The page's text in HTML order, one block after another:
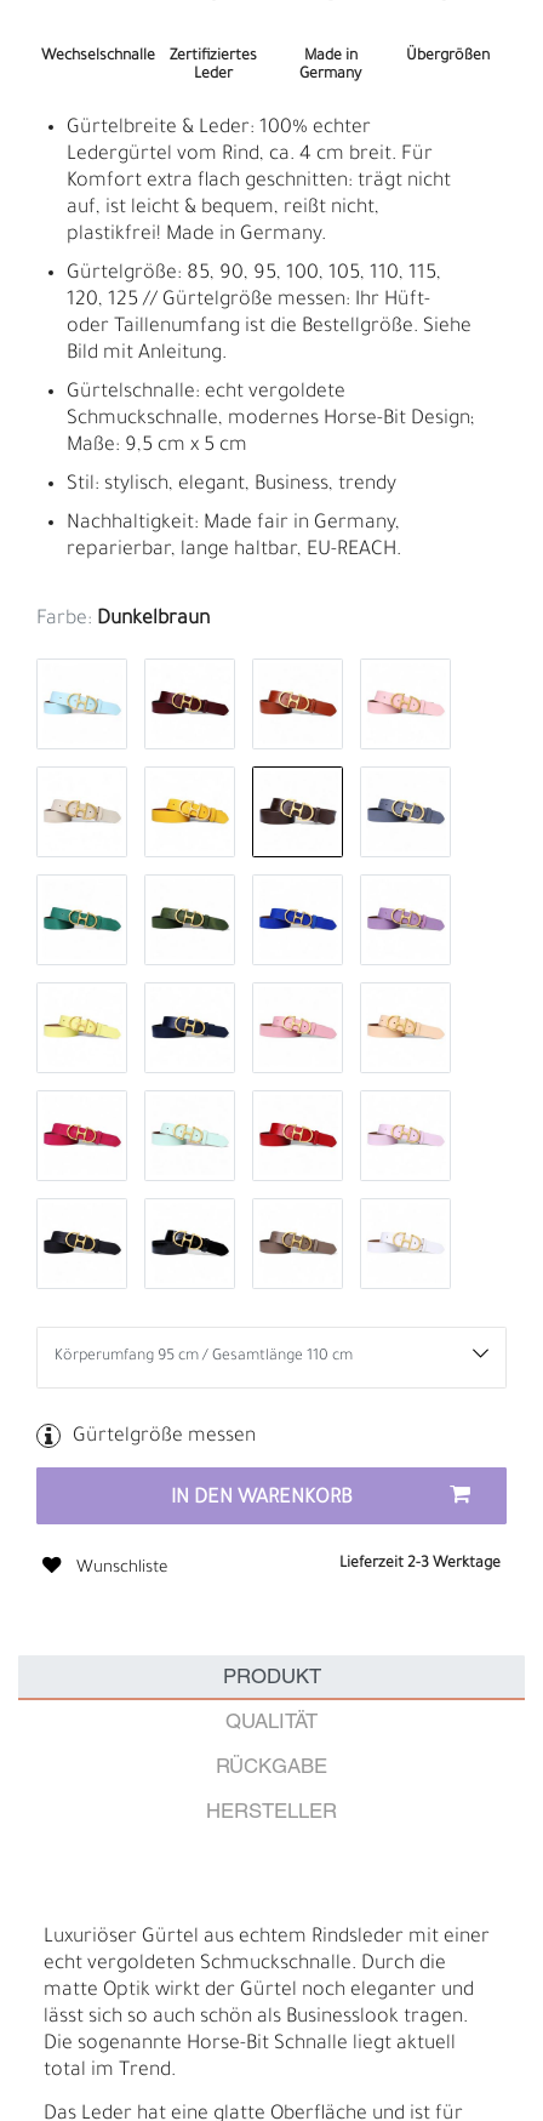
Wechselschnalle
Zertifiziertes
Leder
Made in
Germany
Übergrößen
Gürtelbreite & Leder: 100% echter
Ledergürtel vom Rind, ca. 4 cm breit. Für
Komfort extra flach geschnitten: trägt nicht
auf, ist leicht & bequem, reißt nicht,
plastikfrei! Made in Germany.
Gürtelgröße: 85, 90, 95, 100, 105, 110, 115,
120, 125 // Gürtelgröße messen: Ihr Hüft-
oder Taillenumfang ist die Bestellgröße. Siehe
Bild mit Anleitung.
Gürtelschnalle: echt vergoldete
Schmuckschnalle, modernes Horse-Bit Design;
Maße: 9,5 cm x 5 cm
Stil: stylisch, elegant, Business, trendy
Nachhaltigkeit: Made fair in Germany,
reparierbar, lange haltbar, EU-REACH.
Farbe: Dunkelbraun
Gürtelgröße messen
IN DEN WARENKORB
Wunschliste Lieferzeit 2-3 Werktage
PRODUKT
QUALITÄT
RÜCKGABE
HERSTELLER
Luxuriöser Gürtel aus echtem Rindsleder mit einer
echt vergoldeten Schmuckschnalle. Durch die
matte Optik wirkt der Gürtel noch eleganter und
lässt sich so auch schön als Businesslook tragen.
Die sogenannte Horse-Bit Schnalle liegt aktuell
total im Trend.
Das Leder hat eine glatte Oberfläche und ist für